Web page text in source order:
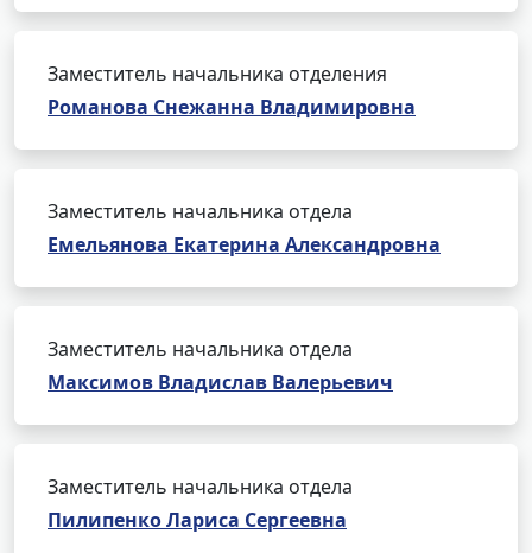
Заместитель начальника отделения
Романова Снежанна Владимировна
Заместитель начальника отдела
Емельянова Екатерина Александровна
Заместитель начальника отдела
Максимов Владислав Валерьевич
Заместитель начальника отдела
Пилипенко Лариса Сергеевна